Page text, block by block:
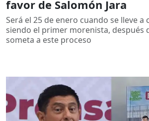
favor de Salomón Jara
Será el 25 de enero cuando se lleve a
siendo el primer morenista, después
someta a este proceso